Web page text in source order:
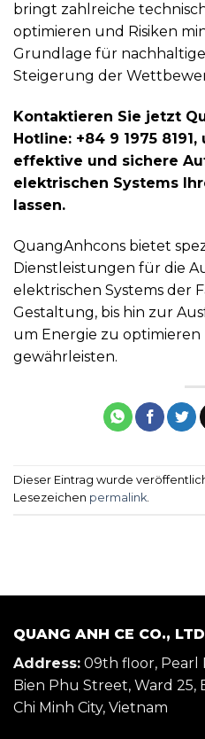
bringt zahlreiche
optimieren und Risiken
Grundlage für
Steigerung der
Kontaktieren Sie jetzt
Hotline: +84 9 1975
effektive und sichere
elektrischen Systems
lassen.
QuangAnhcons bietet
Dienstleistungen für die
elektrischen Systems der
Gestaltung, bis hin zur
um Energie zu
gewährleisten.
Dieser Eintrag wurde
Lesezeichen permalink
QUANG ANH CE CO., LTD
Address: 09th floor, Pearl
Bien Phu Street, Ward 25,
Chi Minh City, Vietnam